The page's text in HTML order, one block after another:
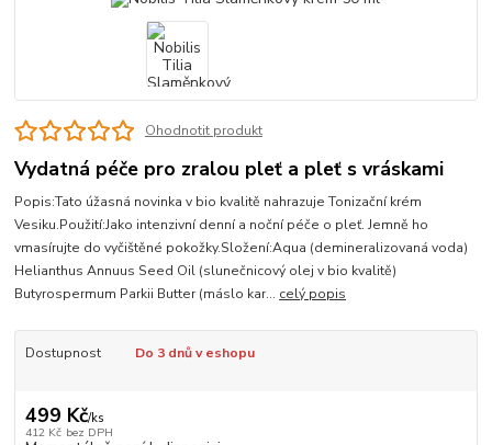
Ohodnotit produkt
Vydatná péče pro zralou pleť a pleť s vráskami
Popis:Tato úžasná novinka v bio kvalitě nahrazuje Tonizační krém
Vesiku.Použití:Jako intenzivní denní a noční péče o pleť. Jemně ho
vmasírujte do vyčištěné pokožky.Složení:Aqua (demineralizovaná voda)
Helianthus Annuus Seed Oil (slunečnicový olej v bio kvalitě)
Butyrospermum Parkii Butter (máslo kar... celý popis
Dostupnost Do 3 dnů v eshopu
499 Kč/ks
412 Kč bez DPH